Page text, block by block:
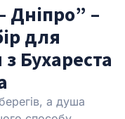
Дніпро” –
для
Бухареста
а душа